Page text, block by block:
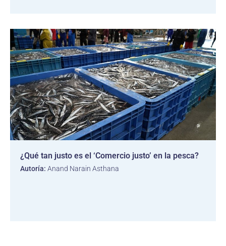
¿Qué tan justo es el ‘Comercio justo’ en la pesca?
Autoría: Anand Narain Asthana